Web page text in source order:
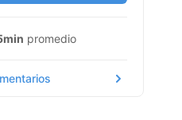
promedio